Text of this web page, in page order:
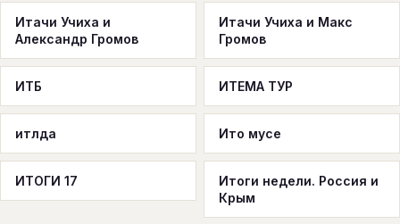
Итачи Учиха и
Александр Громов
Итачи Учиха и Макс
Громов
ИТБ ИТЕМА ТУР
итлда Ито мусе
ИТОГИ 17
Итоги недели. Россия и
Крым